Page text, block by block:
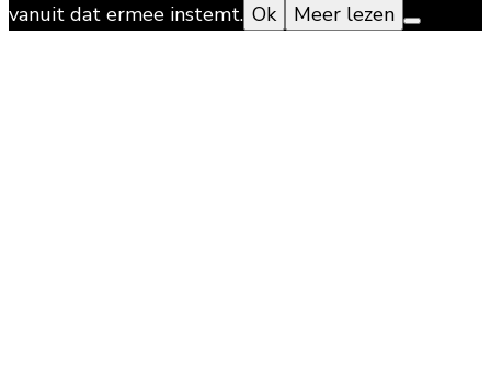
vanuit dat ermee instemt. Ok Meer lezen